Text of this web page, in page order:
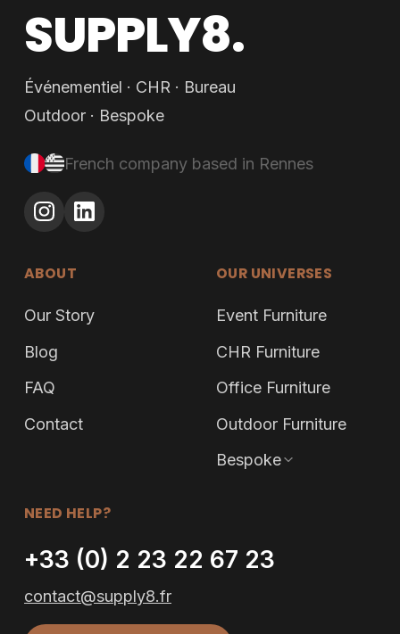
SUPPLY8.
Événementiel · CHR · Bureau
Outdoor · Bespoke
French company based in Rennes
ABOUT
Our Story
Blog
FAQ
Contact
OUR UNIVERSES
Event Furniture
CHR Furniture
Office Furniture
Outdoor Furniture
Bespoke
NEED HELP?
+33 (0) 2 23 22 67 23
contact@supply8.fr